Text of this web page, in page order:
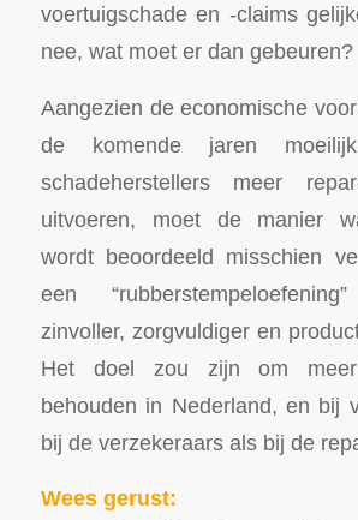
voertuigschade en -claims
nee, wat moet er dan gebeuren?
Aangezien de economische
de komende jaren
schadeherstellers meer
uitvoeren, moet de manier
wordt beoordeeld misschien
een
zinvoller, zorgvuldiger en
Het doel zou zijn om
behouden in Nederland, en bij
bij de verzekeraars als bij de
Wees gerust: